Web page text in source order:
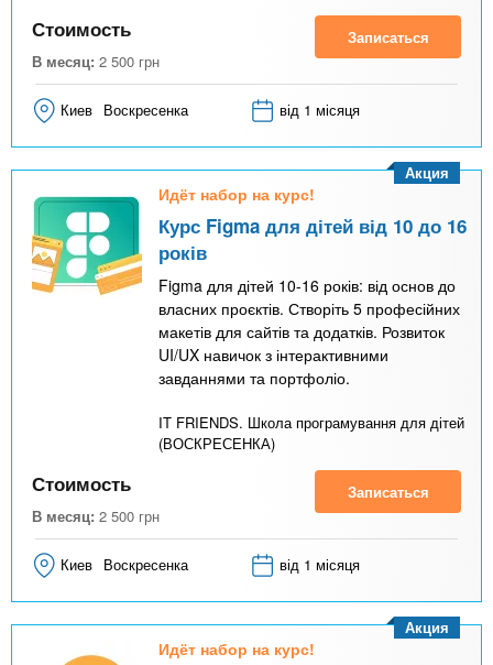
Стоимость
В месяц: 2 500 грн
Записаться
Киев Воскресенка від 1 місяця
Идёт набор на курс!
Курс Figma для дітей від 10 до 16
років
Figma для дітей 10-16 років: від основ до
власних проєктів. Створіть 5 професійних
макетів для сайтів та додатків. Розвиток
UI/UX навичок з інтерактивними
завданнями та портфоліо.
IT FRIENDS. Школа програмування для дітей
(ВОСКРЕСЕНКА)
Акция
Стоимость
В месяц: 2 500 грн
Записаться
Киев Воскресенка від 1 місяця
Идёт набор на курс!
Акция